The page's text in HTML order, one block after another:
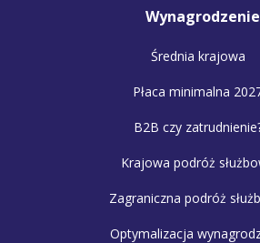
Wynagrodzenie
Średnia krajowa
Płaca minimalna
B2B czy
Krajowa podróż
Zagraniczna podróż
Optymalizacja